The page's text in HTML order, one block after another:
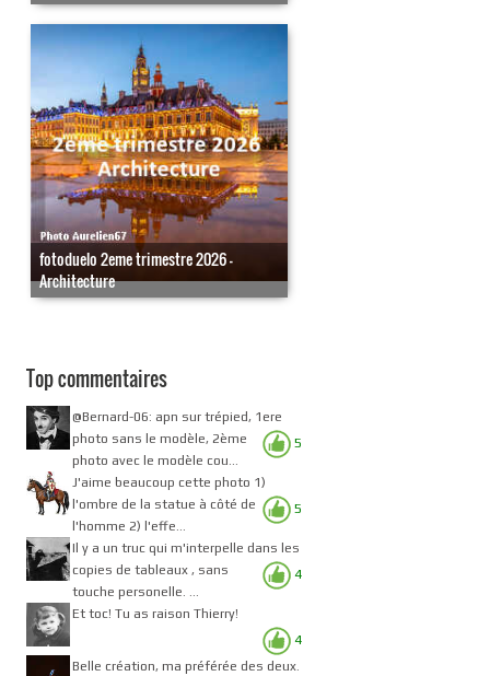
fotoduelo 2eme trimestre 2026 -
Architecture
Top commentaires
5
@Bernard-06: apn sur trépied, 1ere
photo sans le modèle, 2ème
photo avec le modèle cou...
5
J'aime beaucoup cette photo 1)
l'ombre de la statue à côté de
l'homme 2) l'effe...
4
Il y a un truc qui m'interpelle dans les
copies de tableaux , sans
touche personelle. ...
4
Et toc! Tu as raison Thierry!
Belle création, ma préférée des deux.